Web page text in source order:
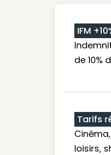
IFM
de 10%
Tarifs
loisirs,